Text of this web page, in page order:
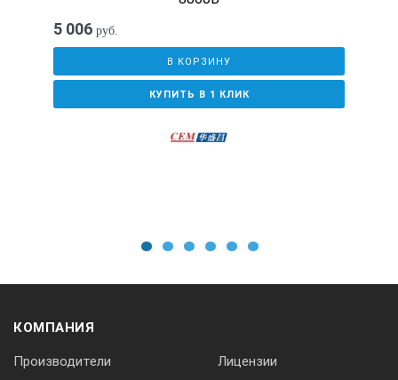
5 006 руб.
В КОРЗИНУ
КУПИТЬ В 1 КЛИК
КОМПАНИЯ
Производители Лицензии